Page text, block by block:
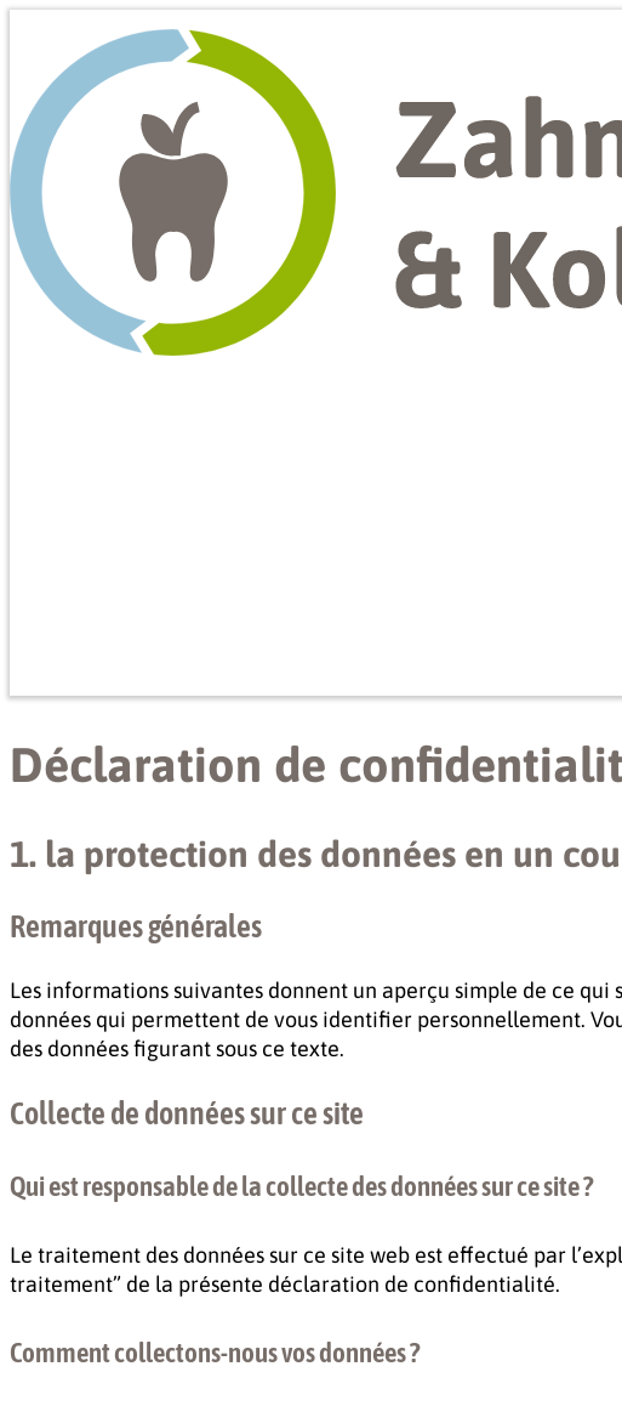
Déclaration de
1. la protection des données en un
Remarques générales
Les informations suivantes donnent un aperçu simple de ce qui
données qui permettent de vous identifier personnellement.
des données figurant sous ce texte.
Collecte de données sur ce site
Qui est responsable de la collecte des données sur ce site ?
Le traitement des données sur ce site web est effectué par
traitement” de la présente déclaration de confidentialité.
Comment collectons-nous vos données ?